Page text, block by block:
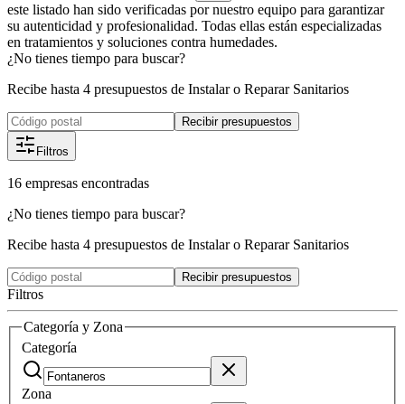
este listado han sido verificadas por nuestro equipo para garantizar
su autenticidad y profesionalidad. Todas ellas están especializadas
en tratamientos y soluciones contra humedades.
¿No tienes tiempo para buscar?
Recibe hasta 4 presupuestos de Instalar o Reparar Sanitarios
Recibir presupuestos
Filtros
16 empresas encontradas
¿No tienes tiempo para buscar?
Recibe hasta 4 presupuestos de Instalar o Reparar Sanitarios
Recibir presupuestos
Filtros
Categoría y Zona
Categoría
Zona